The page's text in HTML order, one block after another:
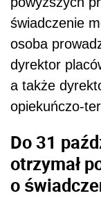
świadczenie
osoba
dyrektor
a także
opiekuńczo-
Do 31
otrzymał
o